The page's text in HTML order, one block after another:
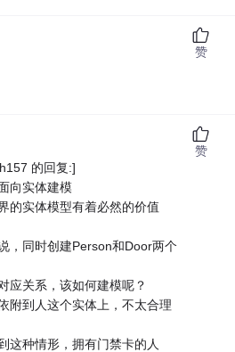
赞
的回复:]
向实体建模
的实体模型有着必然的价值
，同时创建Person和Door两个
应关系，该如何建模呢？
附到人这个实体上，不太合理
这种情形，拥有门禁卡的人
赞